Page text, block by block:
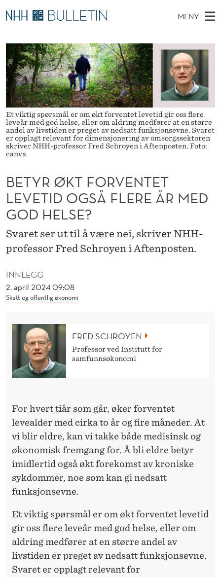
B
E
T
Y
R
Ø
K
T
F
O
R
V
E
N
E
T
MENY
O
V
E
D
M
E
N
Y
Ø
K
I
N
E
T
T
S
E
D
E
T
Stipendiater og nye forskerprofiler
Disputaser
Ekspertutvalg
Om Bulletin
Et viktig spørsmål er om økt forventet levetid gir oss flere
leveår med god helse, eller om aldring medfører at en større
andel av livstiden er preget av nedsatt funksjonsevne. Svaret
er opplagt relevant for dimensjonering av omsorgssektoren
skriver NHH-professor Fred Schroyen i Aftenposten. Foto:
canva
INNLEGG
2. april 2024 09:08
Skatt og offentlig økonomi
BETYR ØKT FORVENTET
LEVETID OGSÅ FLERE ÅR MED
GOD HELSE?
Svaret ser ut til å være nei, skriver NHH-
professor Fred Schroyen i Aftenposten.
FRED SCHROYEN
Professor ved Institutt for
samfunnsøkonomi
For hvert tiår som går, øker forventet
levealder med cirka to år og fire måneder. At
vi blir eldre, kan vi takke både medisinsk og
økonomisk fremgang for. Å bli eldre betyr
imidlertid også økt forekomst av kroniske
sykdommer, noe som kan gi nedsatt
funksjonsevne.
Et viktig spørsmål er om økt forventet levetid
gir oss flere leveår med god helse, eller om
aldring medfører at en større andel av
livstiden er preget av nedsatt funksjonsevne.
Svaret er opplagt relevant for